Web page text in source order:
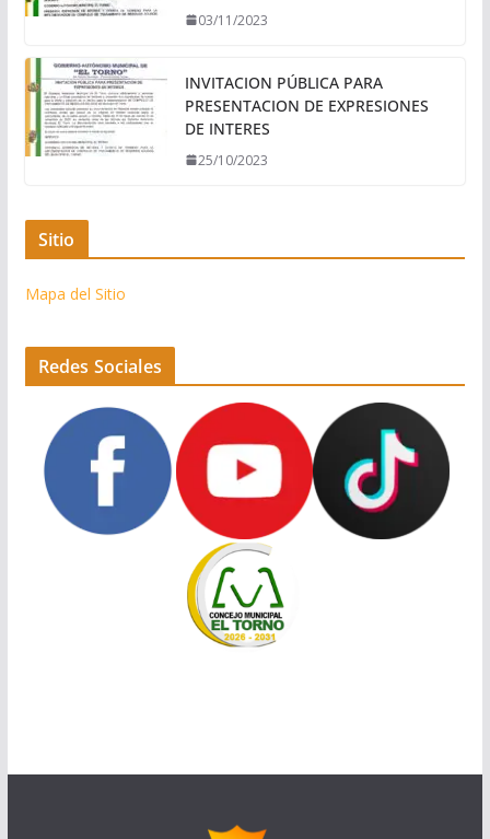
03/11/2023
INVITACION PÚBLICA PARA
PRESENTACION DE EXPRESIONES
DE INTERES
25/10/2023
Sitio
Mapa del Sitio
Redes Sociales